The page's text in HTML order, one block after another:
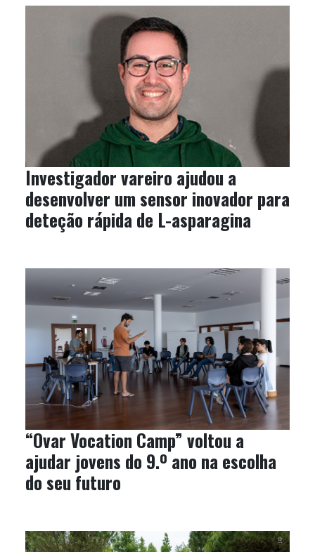
Investigador vareiro ajudou a
desenvolver um sensor inovador para
deteção rápida de L-asparagina
“Ovar Vocation Camp” voltou a
ajudar jovens do 9.º ano na escolha
do seu futuro